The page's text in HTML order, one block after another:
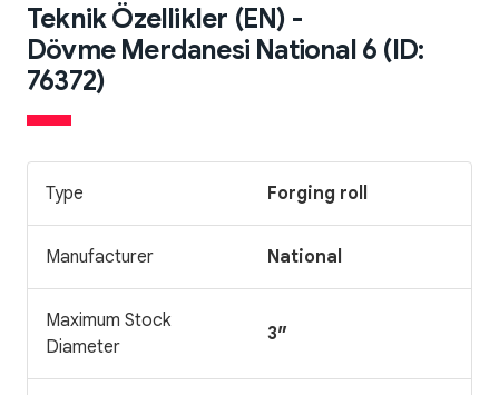
Teknik Özellikler (EN) -
Dövme Merdanesi National 6 (ID:
76372)
Type Forging roll
Manufacturer National
Maximum Stock
Diameter
3″